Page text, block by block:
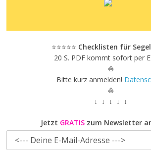
⭐⭐⭐⭐⭐ Checklisten für
20 S. PDF kommt sofort per
⛵
Bitte kurz anmelden!
⛵
↓ ↓ ↓ ↓ ↓
Jetzt GRATIS zum Newsletter